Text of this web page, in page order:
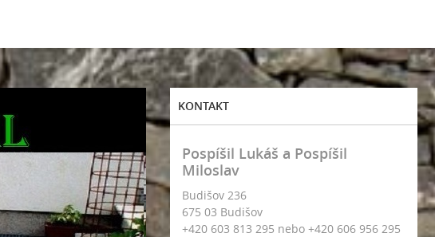
KONTAKT
Pospíšil Lukáš a Pospíšil
Miloslav
Budišov 236
675 03 Budišov
+420 603 813 295 nebo +420 606 956 295